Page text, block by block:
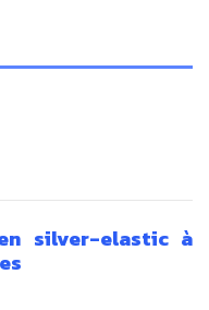
silver-elastic à